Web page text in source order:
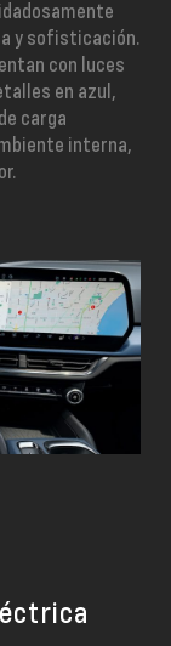
y sofisticación.
con luces
en azul,
carga
interna,